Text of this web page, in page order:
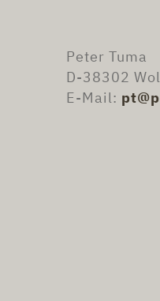
Peter Tuma
D-38302
E-Mail: